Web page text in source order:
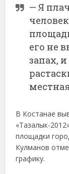
— Я
его не
запах,
В Костанае
«Тазалык-
площадки
Кулманов
графику.